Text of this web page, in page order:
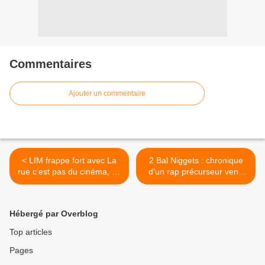
Commentaires
Ajouter un commentaire
< LIM frappe fort avec La
rue c’est pas du cinéma, un
clip sans concession
2 Bal Niggets : chronique
d’un rap précurseur venu
de Chelles >
Hébergé par Overblog
Top articles
Pages